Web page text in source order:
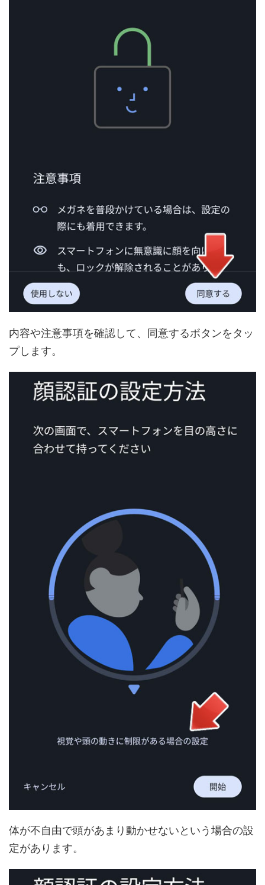
内容や注意事項を確認して、同意するボタンをタッ
プします。
体が不自由で頭があまり動かせないという場合の設
定があります。